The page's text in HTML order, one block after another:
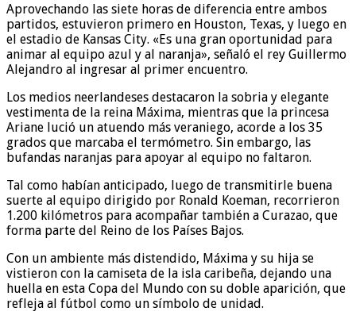
Aprovechando las siete horas de diferencia entre ambos
partidos, estuvieron primero en Houston, Texas, y luego en
el estadio de Kansas City. «Es una gran oportunidad para
animar al equipo azul y al naranja», señaló el rey Guillermo
Alejandro al ingresar al primer encuentro.
Los medios neerlandeses destacaron la sobria y elegante
vestimenta de la reina Máxima, mientras que la princesa
Ariane lució un atuendo más veraniego, acorde a los 35
grados que marcaba el termómetro. Sin embargo, las
bufandas naranjas para apoyar al equipo no faltaron.
Tal como habían anticipado, luego de transmitirle buena
suerte al equipo dirigido por Ronald Koeman, recorrieron
1.200 kilómetros para acompañar también a Curazao, que
forma parte del Reino de los Países Bajos.
Con un ambiente más distendido, Máxima y su hija se
vistieron con la camiseta de la isla caribeña, dejando una
huella en esta Copa del Mundo con su doble aparición, que
refleja al fútbol como un símbolo de unidad.